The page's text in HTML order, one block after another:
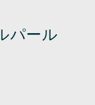
パール